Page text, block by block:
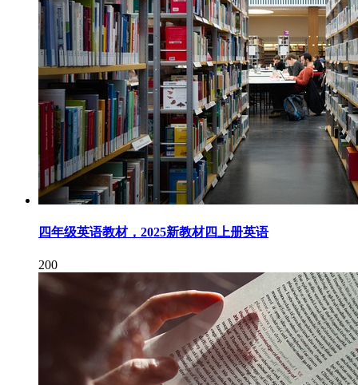
四年级英语教材，2025新教材四上册英语
200